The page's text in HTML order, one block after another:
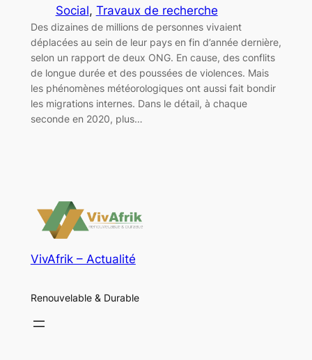
Social, Travaux de recherche
Des dizaines de millions de personnes vivaient
déplacées au sein de leur pays en fin d’année dernière,
selon un rapport de deux ONG. En cause, des conflits
de longue durée et des poussées de violences. Mais
les phénomènes météorologiques ont aussi fait bondir
les migrations internes. Dans le détail, à chaque
seconde en 2020, plus…
VivAfrik – Actualité
Renouvelable & Durable